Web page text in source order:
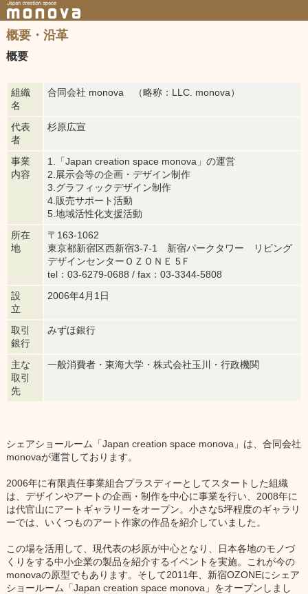
概要・沿革
概要
組織
名
合同会社 monova （略称：LLC. monova）
代表
者
杉原広宣
事業
内容
1.「Japan creation space monova」の運営
2.展示会等の企画・デザイン制作
3.グラフィックデザイン制作
4.販売サポート活動
5.地域活性化支援活動
所在
地
〒163-1062
東京都新宿区西新宿3-7-1 新宿パークタワー リビング
デザインセンターＯＺＯＮＥ 5Ｆ
tel：03-6279-0688 / fax：03-3344-5808
設
立
2006年4月1日
取引
銀行
みずほ銀行
主な
取引
先
一般消費者・東海大学・株式会社玉川・行政機関
シェアショールーム「Japan creation space monova」は、合同会社
monovaが運営しております。
2006年に有限責任事業組合プラスディーとしてスタートした組織
は、デザインやアートの企画・制作を中心に事業を行い、2008年に
は代官山にアートギャラリーをオープン。小さな5坪程度のギャラリ
ーでは、いくつものアート作家の作品を紹介していました。
この場を活用して、現代表の杉原が中心となり、日本各地のモノづ
くりをする中小企業の製品を紹介するイベントを実施。これが今の
monovaの原型でもあります。そして2011年、新宿OZONEにシェア
ショールーム「Japan creation space monova」をオープンしまし